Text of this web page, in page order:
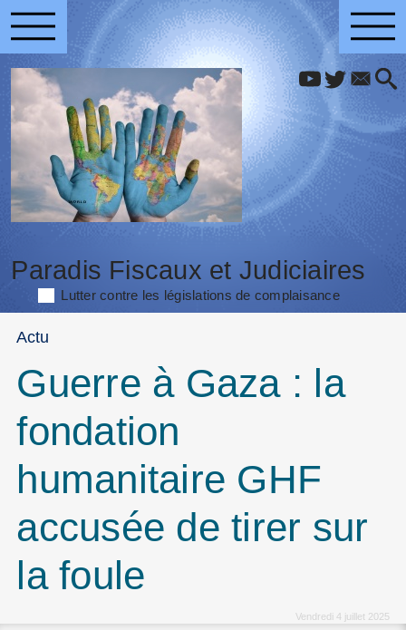
Paradis Fiscaux et Judiciaires
Lutter contre les législations de complaisance
Actu
Guerre à Gaza : la
fondation
humanitaire GHF
accusée de tirer sur
la foule
Vendredi 4 juillet 2025